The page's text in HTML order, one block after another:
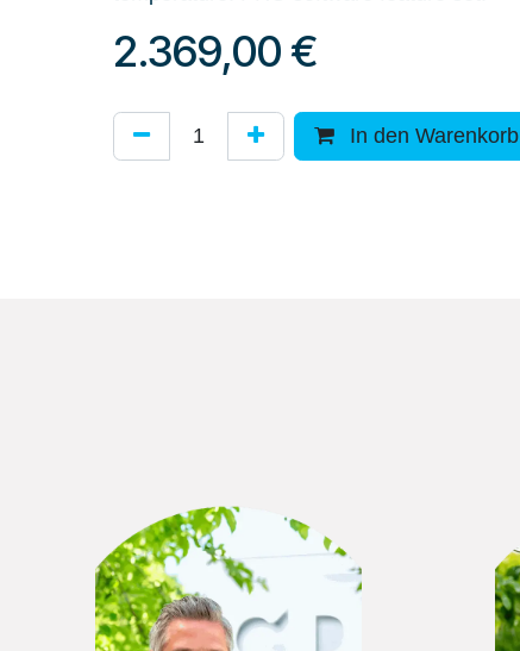
2.369,00 €
In den Warenkorb